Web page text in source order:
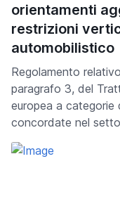
orientamenti
restrizioni
automobilistico
Regolamento
paragrafo 3, del
europea a
concordate nel